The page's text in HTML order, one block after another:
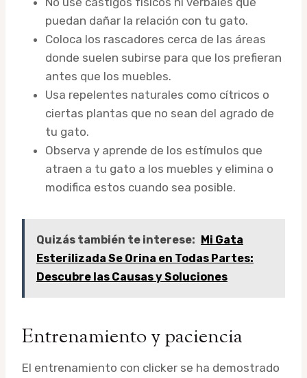
puedan dañar la relación con tu gato.
Coloca los rascadores cerca de las áreas
donde suelen subirse para que los prefieran
antes que los muebles.
Usa repelentes naturales como cítricos o
ciertas plantas que no sean del agrado de
tu gato.
Observa y aprende de los estímulos que
atraen a tu gato a los muebles y elimina o
modifica estos cuando sea posible.
Quizás también te interese: Mi Gata
Esterilizada Se Orina en Todas Partes:
Descubre las Causas y Soluciones
Entrenamiento y paciencia
El entrenamiento con clicker se ha demostrado